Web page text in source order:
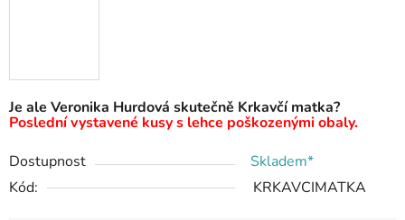
Je ale Veronika Hurdová skutečně Krkavčí matka?
Poslední vystavené kusy s lehce poškozenými obaly.
Dostupnost
Skladem*
Kód:
KRKAVCIMATKA